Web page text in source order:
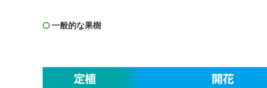
一般的な果樹